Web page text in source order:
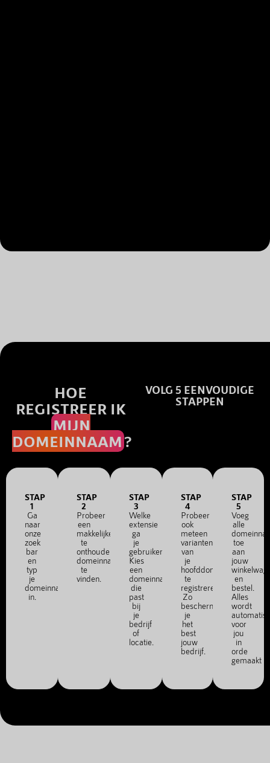
HOE
REGISTREER IK
MIJN
DOMEINNAAM ?
VOLG 5 EENVOUDIGE
STAPPEN
STAP
1
Ga
naar
onze
zoek
bar
en
typ
je
domeinnaam
in.
STAP
2
Probeer
een
makkelijke
te
onthouden
domeinnaam
te
vinden.
STAP
3
Welke
extensie
ga
je
gebruiken?
Kies
een
domeinnaam
die
past
bij
je
bedrijf
of
locatie.
STAP
4
Probeer
ook
meteen
varianten
van
je
hoofddomein
te
registreren.
Zo
bescherm
je
het
best
jouw
bedrijf.
STAP
5
Voeg
alle
toe
aan
jouw
en
bestel.
Alles
wordt
voor
jou
in
orde
gemaakt